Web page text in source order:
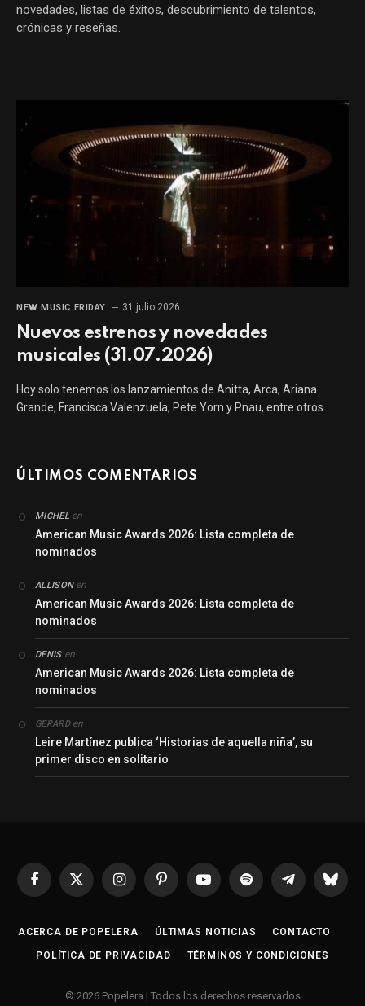
novedades, listas de éxitos, descubrimiento de talentos,
crónicas y reseñas.
NEW MUSIC FRIDAY 31 julio 2026
Nuevos estrenos y novedades
musicales (31.07.2026)
Hoy solo tenemos los lanzamientos de Anitta, Arca, Ariana
Grande, Francisca Valenzuela, Pete Yorn y Pnau, entre otros.
ÚLTIMOS COMENTARIOS
MICHELen
American Music Awards 2026: Lista completa de
nominados
ALLISONen
American Music Awards 2026: Lista completa de
nominados
DENISen
American Music Awards 2026: Lista completa de
nominados
GERARDen
Leire Martínez publica ‘Historias de aquella niña’, su
primer disco en solitario
Facebook
X
InstagramPinterestYouTubeSpotify Telegrama
ACERCA DE POPELERA ÚLTIMAS NOTICIAS CONTACTO
POLÍTICA DE PRIVACIDAD TÉRMINOS Y CONDICIONES
© 2026 Popelera | Todos los derechos reservados